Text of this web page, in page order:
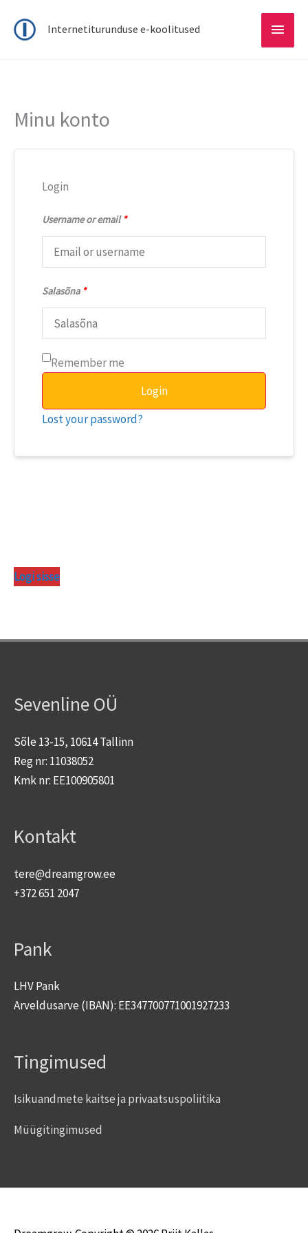
Internetiturunduse e-koolitused
Main
Minu konto
Login
Username or email *
Salasõna *
Remember me
Login
Lost your password?
Logi sisse
Sevenline OÜ
Sõle 13-15, 10614 Tallinn
Reg nr: 11038052
Kmk nr: EE100905801
Kontakt
tere@dreamgrow.ee
+372 651 2047
Pank
LHV Pank
Arveldusarve (IBAN): EE347700771001927233
Tingimused
Isikuandmete kaitse ja privaatsuspoliitika
Müügitingimused